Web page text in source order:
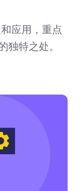
应用，重点
独特之处。